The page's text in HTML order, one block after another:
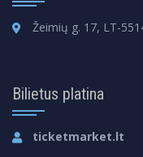
Žeimių g. 17, LT-
Bilietus platina
ticketmarket.lt